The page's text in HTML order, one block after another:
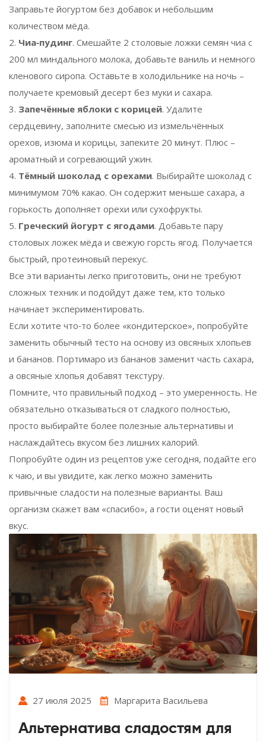
Заправьте йогуртом без добавок и небольшим
количеством мёда.
2. Чиа‑пудинг. Смешайте 2 столовые ложки семян чиа с
200 мл миндального молока, добавьте ваниль и немного
кленового сиропа. Оставьте в холодильнике на ночь –
получаете кремовый десерт без муки и сахара.
3. Запечённые яблоки с корицей. Удалите
сердцевину, заполните смесью из измельчённых
орехов, изюма и корицы, запеките 20 минут. Плюс –
ароматный и согревающий ужин.
4. Тёмный шоколад с орехами. Выбирайте шоколад с
минимумом 70% какао. Он содержит меньше сахара, а
горькость дополняет орехи или сухофрукты.
5. Греческий йогурт с ягодами. Добавьте пару
столовых ложек мёда и свежую горсть ягод. Получается
быстрый, протеиновый перекус.
Все эти варианты легко приготовить, они не требуют
сложных техник и подойдут даже тем, кто только
начинает экспериментировать.
Если хотите что‑то более «кондитерское», попробуйте
заменить обычный тесто на основу из овсяных хлопьев
и бананов. Портимаро из бананов заменит часть сахара,
а овсяные хлопья добавят текстуру.
Помните, что правильный подход – это умеренность. Не
обязательно отказываться от сладкого полностью,
просто выбирайте более полезные альтернативы и
наслаждайтесь вкусом без лишних калорий.
Попробуйте один из рецептов уже сегодня, подайте его
к чаю, и вы увидите, как легко можно заменить
привычные сладости на полезные варианты. Ваш
организм скажет вам «спасибо», а гости оценят новый
вкус.
27 июля 2025 Маргарита Васильева
Альтернатива сладостям для